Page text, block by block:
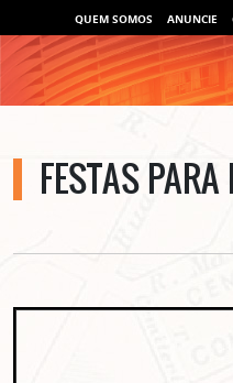
QUEM SOMOS ANUNCIE
FESTAS